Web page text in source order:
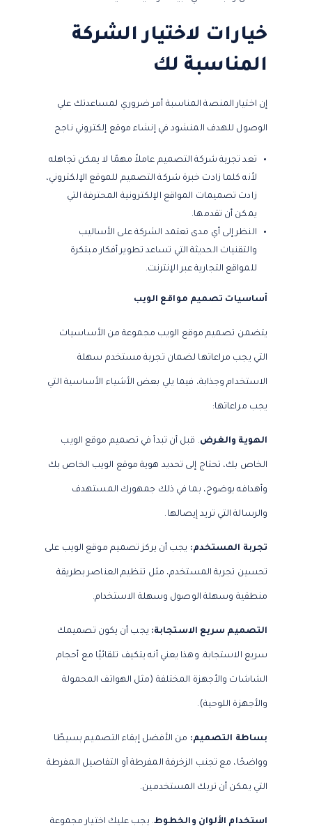
خيارات لاختيار الشركة
المناسبة لك
إن اختيار المنصة المناسبة أمر ضروري لمساعدتك علي
الوصول للهدف المنشود في إنشاء موقع إلكتروني ناجح
تعد تجربة شركة التصميم عاملاً مهمًا لا يمكن تجاهله
لأنه كلما زادت خبرة شركة التصميم للموقع الإلكتروني،
زادت تصميمات المواقع الإلكترونية المحترفة التي
يمكن أن تقدمها.
النظر إلى أي مدى تعتمد الشركة على الأساليب
والتقنيات الحديثة التي تساعد تطوير أفكار مبتكرة
للمواقع التجارية عبر الإنترنت.
أساسيات تصميم مواقع الويب
يتضمن تصميم موقع الويب مجموعة من الأساسيات
التي يجب مراعاتها لضمان تجربة مستخدم سهلة
الاستخدام وجذابة، فيما يلي بعض الأشياء الأساسية التي
يجب مراعاتها:
الهوية والغرض. قبل أن تبدأ في تصميم موقع الويب
الخاص بك، تحتاج إلى تحديد هوية موقع الويب الخاص بك
وأهدافه بوضوح، بما في ذلك جمهورك المستهدف
والرسالة التي تريد إيصالها.
تجربة المستخدم: يجب أن يركز تصميم موقع الويب على
تحسين تجربة المستخدم، مثل تنظيم العناصر بطريقة
منطقية وسهلة الوصول وسهلة الاستخدام.
التصميم سريع الاستجابة: يجب أن يكون تصميمك
سريع الاستجابة. وهذا يعني أنه يتكيف تلقائيًا مع أحجام
الشاشات والأجهزة المختلفة (مثل الهواتف المحمولة
والأجهزة اللوحية).
بساطة التصميم: من الأفضل إبقاء التصميم بسيطًا
وواضحًا، مع تجنب الزخرفة المفرطة أو التفاصيل المفرطة
التي يمكن أن تربك المستخدمين.
استخدام الألوان والخطوط. يجب عليك اختيار مجموعة